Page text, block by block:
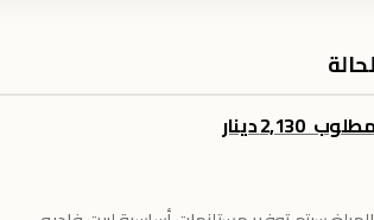
2,130 دينار